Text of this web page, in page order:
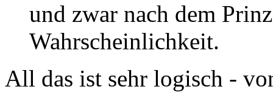
und zwar nach dem
Wahrscheinlichkeit.
All das ist sehr logisch -